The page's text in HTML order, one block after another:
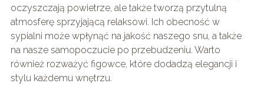
oczyszczają powietrze, ale także tworzą przytulną
atmosferę sprzyjającą relaksowi. Ich obecność w
sypialni może wpłynąć na jakość naszego snu, a także
na nasze samopoczucie po przebudzeniu. Warto
również rozważyć figowce, które dodadzą elegancji i
stylu każdemu wnętrzu.